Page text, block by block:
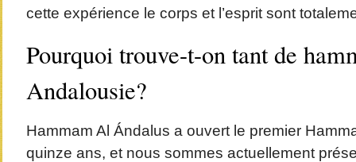
cette expérience le corps et l’esprit sont
Pourquoi trouve-t-on tant de
Andalousie?
Hammam Al Ándalus a ouvert le premier
quinze ans, et nous sommes actuellement